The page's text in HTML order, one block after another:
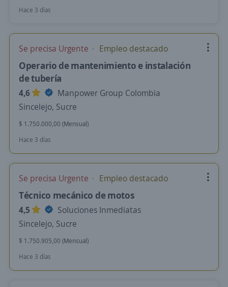
Hace 3 días
Se precisa Urgente Empleo destacado
Operario de mantenimiento e instalación
de tubería
4,6
Manpower Group Colombia
Sincelejo, Sucre
$ 1.750.000,00 (Mensual)
Hace 3 días
Se precisa Urgente Empleo destacado
Técnico mecánico de motos
4,5
Soluciones Inmediatas
Sincelejo, Sucre
$ 1.750.905,00 (Mensual)
Hace 3 días